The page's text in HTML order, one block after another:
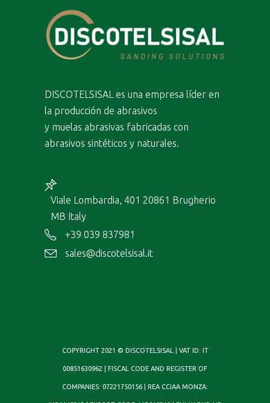
DISCOTELSISAL es una empresa líder en
la producción de abrasivos
y muelas abrasivas fabricadas con
abrasivos sintéticos y naturales.
Viale Lombardia, 401 20861 Brugherio
MB Italy
+39 039 837981
sales@discotelsisal.it
COPYRIGHT 2021 © DISCOTELSISAL | VAT ID: IT
00851630962 | FISCAL CODE AND REGISTER OF
COMPANIES: 07221750156 | REA CCIAA MONZA: